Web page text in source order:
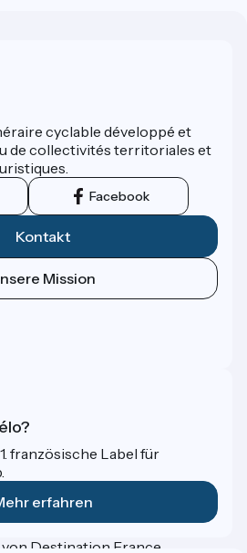
cyclable développé et
de collectivités territoriales et
Facebook
Kontakt
Mission
französische Label für
erfahren
von Destination France